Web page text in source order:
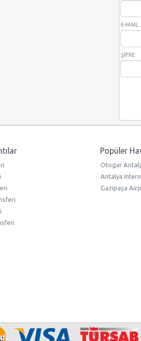
E-MAIL
ŞIFRE
Popüler
Otogar
Antalya
Gazipaşa